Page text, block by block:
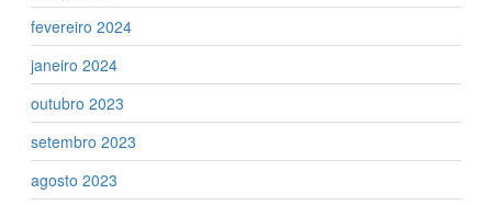
fevereiro 2024
janeiro 2024
outubro 2023
setembro 2023
agosto 2023